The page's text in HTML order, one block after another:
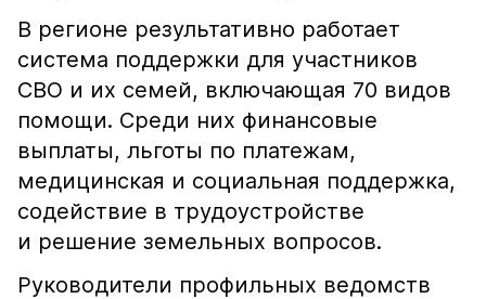
В регионе результативно работает
система поддержки для участников
СВО и их семей, включающая 70 видов
помощи. Среди них финансовые
выплаты, льготы по платежам,
медицинская и социальная поддержка,
содействие в трудоустройстве
и решение земельных вопросов.
Руководители профильных ведомств